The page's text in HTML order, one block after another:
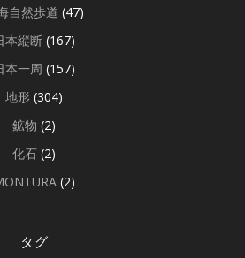
自然歩道 (47)
本縦断 (167)
本一周 (157)
地形 (304)
鉱物 (2)
化石 (2)
(2)
タグ